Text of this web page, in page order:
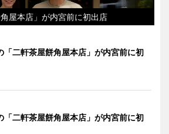
屋本店」が内宮前に初出店
「二軒茶屋餅角屋本店」が内宮前に初
「二軒茶屋餅角屋本店」が内宮前に初